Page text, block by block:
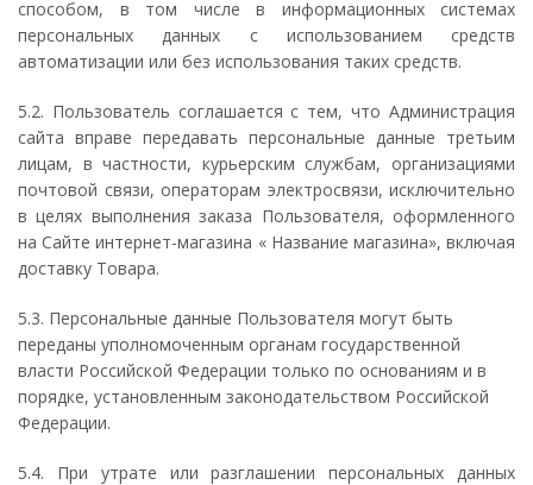
способом, в том числе в информационных системах
персональных данных с использованием средств
автоматизации или без использования таких средств.
5.2. Пользователь соглашается с тем, что Администрация
сайта вправе передавать персональные данные третьим
лицам, в частности, курьерским службам, организациями
почтовой связи, операторам электросвязи, исключительно
в целях выполнения заказа Пользователя, оформленного
на Сайте интернет-магазина « Название магазина», включая
доставку Товара.
5.3. Персональные данные Пользователя могут быть
переданы уполномоченным органам государственной
власти Российской Федерации только по основаниям и в
порядке, установленным законодательством Российской
Федерации.
5.4. При утрате или разглашении персональных данных